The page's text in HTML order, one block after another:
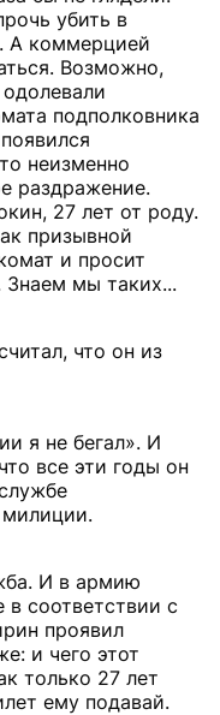
убить в
А коммерцией
Возможно,
подполковника
неизменно
раздражение.
27 лет от роду.
призывной
и просит
Знаем мы таких...
что он из
я не бегал». И
все эти годы он
И в армию
соответствии с
проявил
и чего этот
только 27 лет
ему подавай.